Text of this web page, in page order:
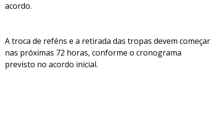
acordo.
A troca de reféns e a retirada das tropas devem começar
nas próximas 72 horas, conforme o cronograma
previsto no acordo inicial.